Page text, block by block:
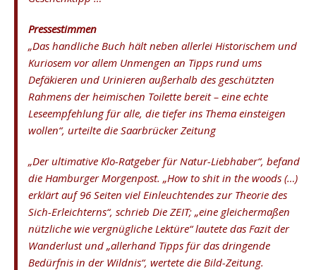
Pressestimmen
„Das handliche Buch hält neben allerlei Historischem und
Kuriosem vor allem Unmengen an Tipps rund ums
Defäkieren und Urinieren außerhalb des geschützten
Rahmens der heimischen Toilette bereit – eine echte
Leseempfehlung für alle, die tiefer ins Thema einsteigen
wollen“, urteilte die Saarbrücker Zeitung
„Der ultimative Klo-Ratgeber für Natur-Liebhaber“, befand
die Hamburger Morgenpost. „How to shit in the woods (…)
erklärt auf 96 Seiten viel Einleuchtendes zur Theorie des
Sich-Erleichterns“, schrieb Die ZEIT; „eine gleichermaßen
nützliche wie vergnügliche Lektüre“ lautete das Fazit der
Wanderlust und „allerhand Tipps für das dringende
Bedürfnis in der Wildnis“, wertete die Bild-Zeitung.